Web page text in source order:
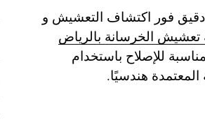
دقيق فور اكتشاف التعشيش و
تعشيش الخرسانة بالرياض
للإصلاح باستخدام
هندسيًا.